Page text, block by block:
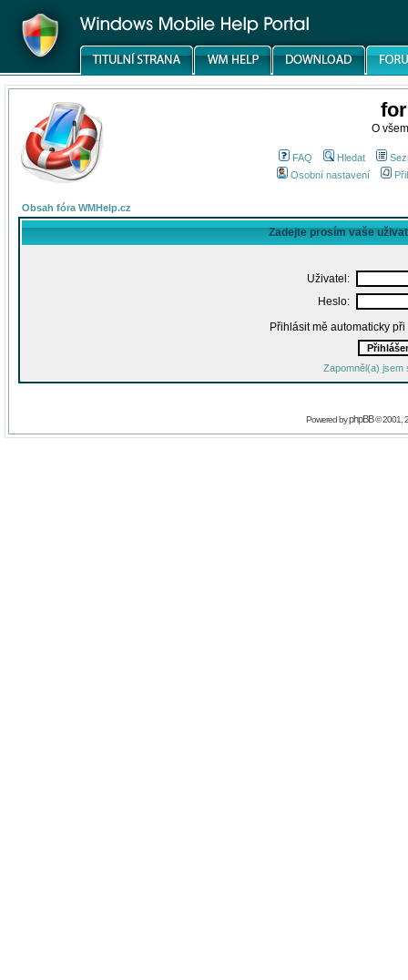
O
FAQ Hledat
Osobní nastavení
Obsah fóra WMHelp.cz
Zadejte prosím vaše
Uživatel:
Heslo:
Přihlásit mě automaticky
Zapomněl(a) jsem
Powered byphpBB© 2001,